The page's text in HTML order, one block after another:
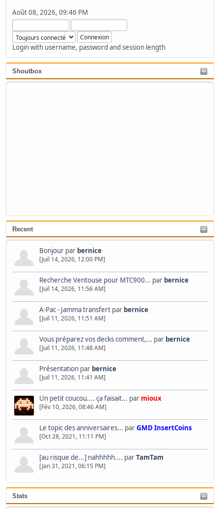
Août 08, 2026, 09:46 PM
Login with username, password and session length
Shoutbox
Recent
Bonjour par bernice
[Juil 14, 2026, 12:00 PM]
Recherche Ventouse pour MTC900... par bernice
[Juil 14, 2026, 11:56 AM]
A-Pac - Jamma transfert par bernice
[Juil 11, 2026, 11:51 AM]
Vous préparez vos decks comment,... par bernice
[Juil 11, 2026, 11:48 AM]
Présentation par bernice
[Juil 11, 2026, 11:41 AM]
Un petit coucou.... ça faisait... par mioux
[Fév 10, 2026, 08:46 AM]
Le topic des anniversaires... parGMD InsertCoins
[Oct 28, 2021, 11:11 PM]
[au risque de...] nahhhhh.... parTamTam
[Jan 31, 2021, 06:15 PM]
Stats